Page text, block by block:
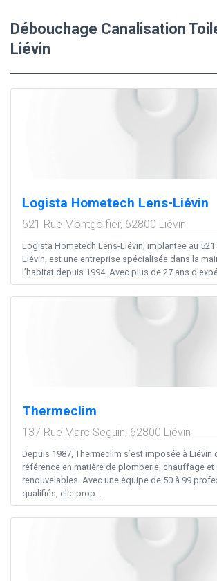
Débouchage Canalisation
Liévin
Logista Hometech Lens-Liévin
521 Rue Montgolfier, 62800 Liévin
Logista Hometech Lens-Liévin, implantée au
Liévin, est une entreprise spécialisée dans la
l’habitat depuis 1994. Avec plus de 27 ans
Thermeclim
137 Rue Marc Seguin, 62800 Liévin
Depuis 1987, Thermeclim s’est imposée à Liévin
référence en matière de plomberie, chauffage et
renouvelables. Avec une équipe de 50 à 99
qualifiés, elle prop...